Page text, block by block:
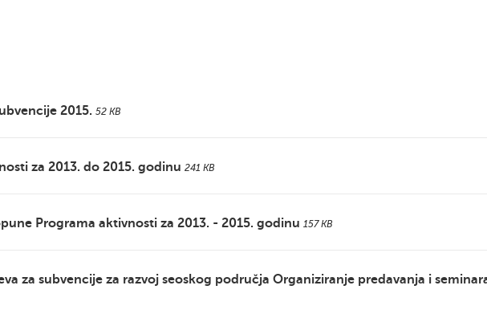
2015. 52 KB
za 2013. do 2015. godinu 241 KB
Programa aktivnosti za 2013. - 2015. godinu 157 KB
za subvencije za razvoj seoskog područja Organiziranje predavanja i